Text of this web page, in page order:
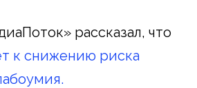
рассказал, что
к снижению риска